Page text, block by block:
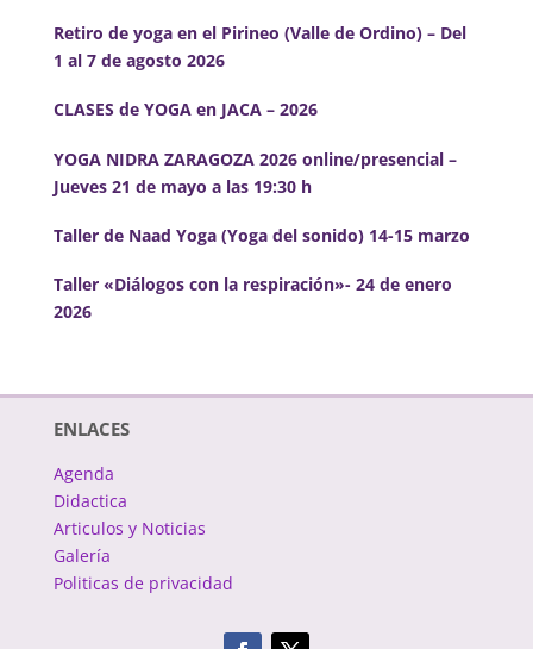
Retiro de yoga en el Pirineo (Valle de Ordino) – Del
1 al 7 de agosto 2026
CLASES de YOGA en JACA – 2026
YOGA NIDRA ZARAGOZA 2026 online/presencial –
Jueves 21 de mayo a las 19:30 h
Taller de Naad Yoga (Yoga del sonido) 14-15 marzo
Taller «Diálogos con la respiración»- 24 de enero
2026
ENLACES
Agenda
Didactica
Articulos y Noticias
Galería
Politicas de privacidad